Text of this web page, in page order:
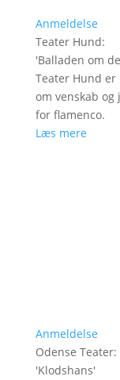
Anmeldelse
Teater Hund:
'Balladen om
Teater Hund
om venskab og
for flamenco.
Læs mere
Anmeldelse
Odense Teater:
'Klodshans'